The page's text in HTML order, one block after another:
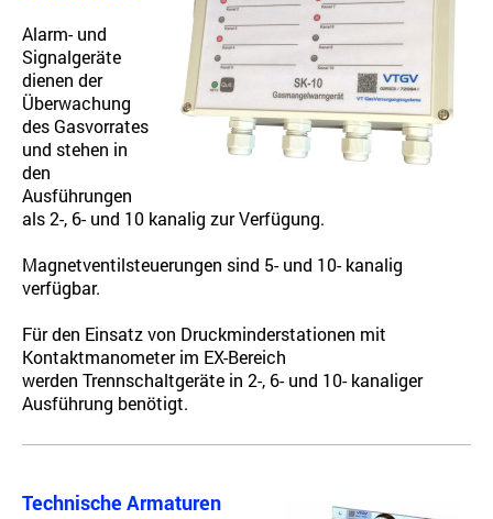
Alarm- und
Signalgeräte
dienen der
Überwachung
des Gasvorrates
und stehen in
den
Ausführungen
als 2-, 6- und 10 kanalig zur Verfügung.
Magnetventilsteuerungen sind 5- und 10- kanalig
verfügbar.
Für den Einsatz von Druckminderstationen mit
Kontaktmanometer im EX-Bereich
werden Trennschaltgeräte in 2-, 6- und 10- kanaliger
Ausführung benötigt.
Technische Armaturen